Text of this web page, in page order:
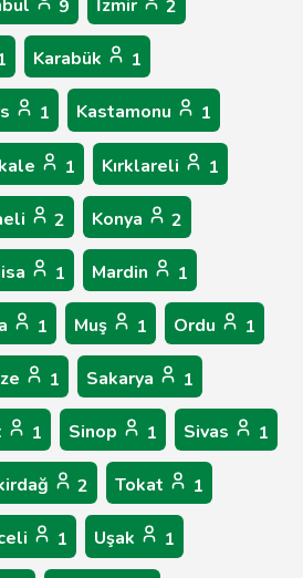
9 İzmir 2
Karabük 1
1 Kastamonu 1
1 Kırklareli 1
2 Konya 2
1 Mardin 1
1 Muş 1 Ordu 1
1 Sakarya 1
1 Sinop 1 Sivas 1
2 Tokat 1
1 Uşak 1